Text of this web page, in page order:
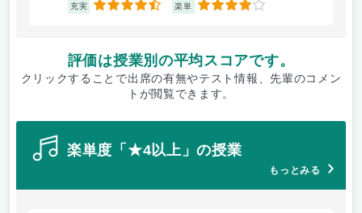
充実 4.5 楽単 4
評価は授業別の平均スコアです。
クリックすることで出席の有無やテスト情報、先輩のコメン
トが閲覧できます。
楽単度「★4以上」の授業
もっとみる